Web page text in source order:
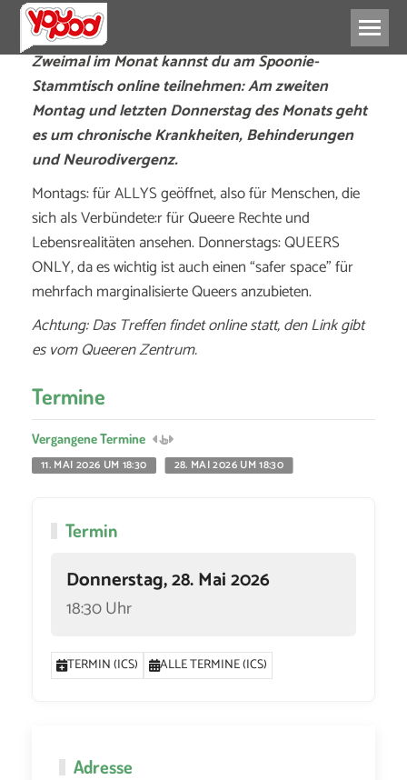
Zweimal im Monat kannst du am Spoonie-
Stammtisch online teilnehmen: Am zweiten
Montag und letzten Donnerstag des Monats geht
es um chronische Krankheiten, Behinderungen
und Neurodivergenz.
Montags: für ALLYS geöffnet, also für Menschen, die
sich als Verbündete:r für Queere Rechte und
Lebensrealitäten ansehen. Donnerstags: QUEERS
ONLY, da es wichtig ist auch einen “safer space” für
mehrfach marginalisierte Queers anzubieten.
Achtung: Das Treffen findet online statt, den Link gibt
es vom Queeren Zentrum.
Termine
Vergangene Termine
11. MAI 2026 UM 18:30
28. MAI 2026 UM 18:30
Termin
Donnerstag, 28. Mai 2026
18:30 Uhr
TERMIN (ICS) ALLE TERMINE (ICS)
Adresse